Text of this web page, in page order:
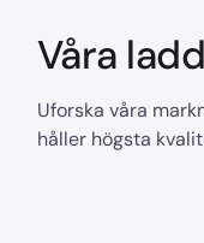
Våra
Uforska våra
håller högsta